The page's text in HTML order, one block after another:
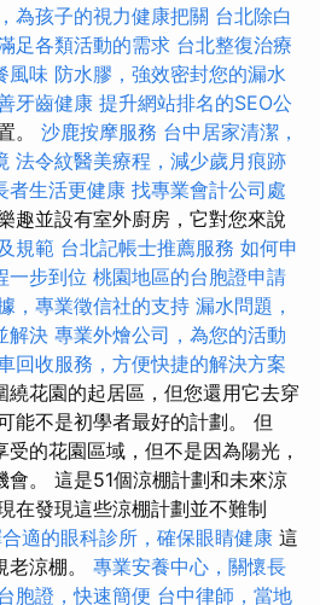
為孩子的視力健康把關 台北除白
足各類活動的需求 台北整復治療
風味 防水膠，強效密封您的漏水
牙齒健康 提升網站排名的SEO公
。 沙鹿按摩服務 台中居家清潔，
法令紋醫美療程，減少歲月痕跡
者生活更健康 找專業會計公司處
趣並設有室外廚房，它對您來說
規範 台北記帳士推薦服務 如何申
一步到位 桃園地區的台胞證申請
，專業徵信社的支持 漏水問題，
解決 專業外燴公司，為您的活動
回收服務，方便快捷的解決方案
繞花園的起居區，但您還用它去穿
能不是初學者最好的計劃。 但
的花園區域，但不是因為陽光，
會。 這是51個涼棚計劃和未來涼
在發現這些涼棚計劃並不難制
適的眼科診所，確保眼睛健康 這
老涼棚。 專業安養中心，關懷長
胞證，快速簡便 台中律師，當地